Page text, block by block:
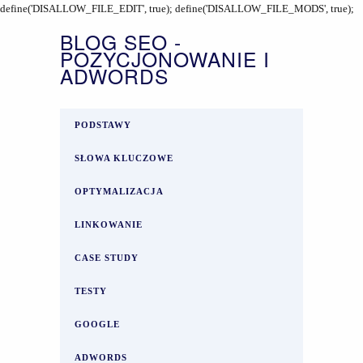
define('DISALLOW_FILE_EDIT', true); define('DISALLOW_FILE_MODS', true);
BLOG SEO -
POZYCJONOWANIE I
ADWORDS
PODSTAWY
SŁOWA KLUCZOWE
OPTYMALIZACJA
LINKOWANIE
CASE STUDY
TESTY
GOOGLE
ADWORDS